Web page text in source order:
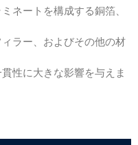
ネートを構成する銅箔、
ラー、およびその他の材
性に大きな影響を与えま